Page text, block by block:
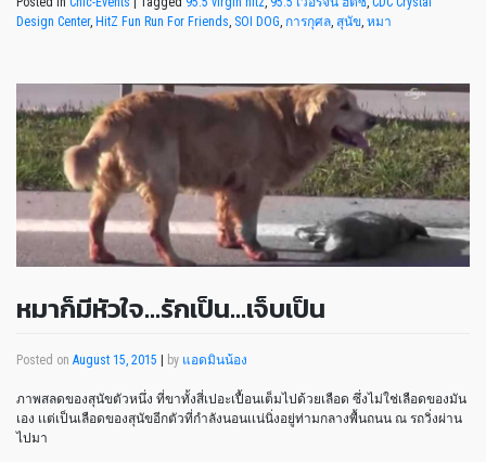
Design Center, HitZ Fun Run For Friends, SOI DOG, การกุศล, สุนัข, หมา
หมาก็มีหัวใจ…รักเป็น…เจ็บเป็น
Posted on August 15, 2015 by แอดมินน้อง
ภาพสลดของสุนัขตัวหนึ่ง ที่ขาทั้งสี่เปอะเปื้อนเต็มไปด้วยเลือด ซึ่งไม่ใช่เลือดของมัน
เอง เเต่เป็นเลือดของสุนัขอีกตัวที่กำลังนอนเเน่นิ่งอยู่ท่ามกลางพื้นถนน ณ รถวิ่งผ่าน
ไปมา